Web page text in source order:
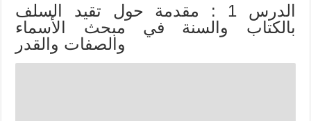
الدرس 1 : مقدمة حول تقيد السلف
بالكتاب والسنة في مبحث الأسماء
والصفات والقدر